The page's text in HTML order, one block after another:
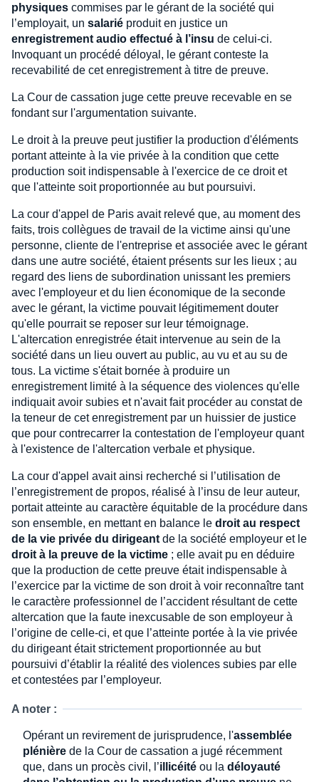
physiques commises par le gérant de la société qui
l’employait, un salarié produit en justice un
enregistrement audio effectué à l’insu de celui-ci.
Invoquant un procédé déloyal, le gérant conteste la
recevabilité de cet enregistrement à titre de preuve.
La Cour de cassation juge cette preuve recevable en se
fondant sur l'argumentation suivante.
Le droit à la preuve peut justifier la production d'éléments
portant atteinte à la vie privée à la condition que cette
production soit indispensable à l'exercice de ce droit et
que l'atteinte soit proportionnée au but poursuivi.
La cour d'appel de Paris avait relevé que, au moment des
faits, trois collègues de travail de la victime ainsi qu'une
personne, cliente de l'entreprise et associée avec le gérant
dans une autre société, étaient présents sur les lieux ; au
regard des liens de subordination unissant les premiers
avec l'employeur et du lien économique de la seconde
avec le gérant, la victime pouvait légitimement douter
qu'elle pourrait se reposer sur leur témoignage.
L'altercation enregistrée était intervenue au sein de la
société dans un lieu ouvert au public, au vu et au su de
tous. La victime s'était bornée à produire un
enregistrement limité à la séquence des violences qu'elle
indiquait avoir subies et n'avait fait procéder au constat de
la teneur de cet enregistrement par un huissier de justice
que pour contrecarrer la contestation de l'employeur quant
à l'existence de l'altercation verbale et physique.
La cour d'appel avait ainsi recherché si l’utilisation de
l’enregistrement de propos, réalisé à l’insu de leur auteur,
portait atteinte au caractère équitable de la procédure dans
son ensemble, en mettant en balance le droit au respect
de la vie privée du dirigeant de la société employeur et le
droit à la preuve de la victime ; elle avait pu en déduire
que la production de cette preuve était indispensable à
l’exercice par la victime de son droit à voir reconnaître tant
le caractère professionnel de l’accident résultant de cette
altercation que la faute inexcusable de son employeur à
l’origine de celle-ci, et que l’atteinte portée à la vie privée
du dirigeant était strictement proportionnée au but
poursuivi d’établir la réalité des violences subies par elle
et contestées par l’employeur.
A noter :
Opérant un revirement de jurisprudence, l'assemblée
plénière de la Cour de cassation a jugé récemment
que, dans un procès civil, l’illicéité ou la déloyauté